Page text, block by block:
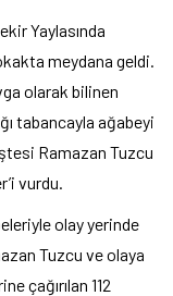
Yaylasında
meydana geldi.
olarak bilinen
tabancayla ağabeyi
Ramazan Tuzcu
vurdu.
olay yerinde
Tuzcu ve olaya
çağırılan 112